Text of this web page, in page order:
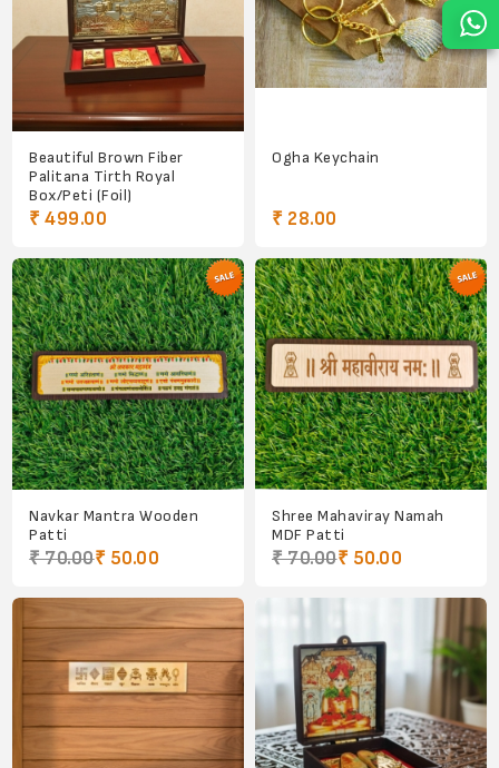
Beautiful Brown Fiber
Palitana Tirth Royal
Box/Peti (Foil)
₹ 499.00
Ogha Keychain
₹ 28.00
Navkar Mantra Wooden
Patti
₹ 70.00₹ 50.00
Shree Mahaviray Namah
MDF Patti
₹ 70.00₹ 50.00